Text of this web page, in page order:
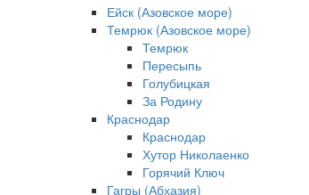
Ейск (Азовское море)
Темрюк (Азовское море)
Темрюк
Пересыпь
Голубицкая
За Родину
Краснодар
Краснодар
Хутор Николаенко
Горячий Ключ
Гагры (Абхазия)